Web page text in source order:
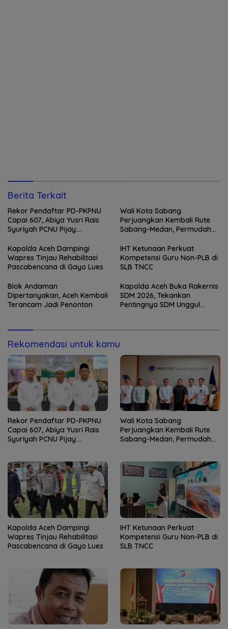
Berita Terkait
Rekor Pendaftar PD-PKPNU
Capai 607, Abiya Yusri Rais
Syuriyah PCNU Pijay:
Jantung Jam’iyah
Wali Kota Sabang
Perjuangkan Kembali Rute
Sabang-Medan, Permudah
Weh
Kapolda Aceh Dampingi
Wapres Tinjau Rehabilitasi
Pascabencana di Gayo Lues
IHT Ketunaan Perkuat
Kompetensi Guru Non-PLB di
SLB TNCC
Blok Andaman
Dipertanyakan, Aceh Kembali
Terancam Jadi Penonton
Kapolda Aceh Buka Rakernis
SDM 2026, Tekankan
Pentingnya SDM Unggul
Rekomendasi untuk kamu
Rekor Pendaftar PD-PKPNU
Capai 607, Abiya Yusri Rais
Syuriyah PCNU Pijay:
Wali Kota Sabang
Perjuangkan Kembali Rute
Sabang-Medan, Permudah
Kapolda Aceh Dampingi
Wapres Tinjau Rehabilitasi
Pascabencana di Gayo Lues
IHT Ketunaan Perkuat
Kompetensi Guru Non-PLB di
SLB TNCC